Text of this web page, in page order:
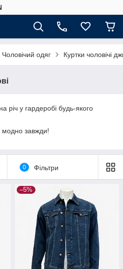
Чоловічий одяг Куртки чоловічі
річ у гардеробі будь-якого
модно завжди!
0 Фільтри
–5%